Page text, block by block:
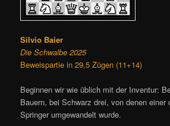
Silvio Baier
Die Schwalbe 2025
Beweispartie in 29,5 Zügen (11+14)
Beginnen wir wie üblich mit der Inventur:
Bauern, bei Schwarz drei, von denen
Springer umgewandelt wurde.